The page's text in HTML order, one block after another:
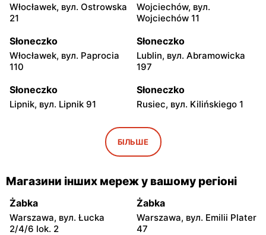
Włocławek, вул. Ostrowska
21
Wojciechów, вул.
Wojciechów 11
Słoneczko
Włocławek, вул. Paprocia
110
Słoneczko
Lublin, вул. Abramowicka
197
Słoneczko
Lipnik, вул. Lipnik 91
Słoneczko
Rusiec, вул. Kilińskiego 1
Wola Wiązowa, вул. Wola
Słoneczko
Dworszowice Pakoszowe,
вул. Długa 25
Słoneczko
Tysiąclecia 13
Klimontów, вул. Rynek 20
Słoneczko Słoneczko
БІЛЬШЕ
Магазини інших мереж у вашому регіоні
Żabka
Warszawa, вул. Łucka
2/4/6 lok. 2
Żabka
Warszawa, вул. Emilii Plater
47